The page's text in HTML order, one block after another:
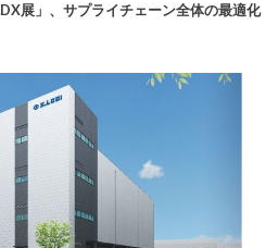
展」、サプライチェーン全体の最適化